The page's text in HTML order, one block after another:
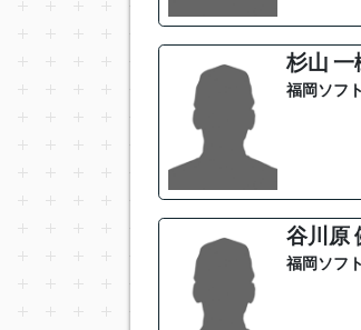
杉山 一
福岡ソフ
谷川原
福岡ソフ